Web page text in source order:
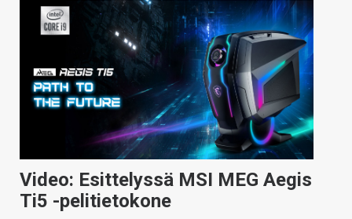
Video: Esittelyssä MSI MEG Aegis
Ti5 -pelitietokone